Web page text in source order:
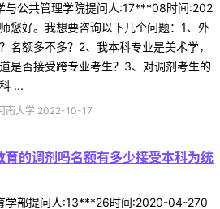
与公共管理学院提问人:17***08时间:202
好。我想要咨询以下几个问题：1、外
名额多不多？2、我本科专业是美术学，
是否接受跨专业考生？3、对调剂考生的
...
南大学 2022-10-17
的调剂吗名额有多少接受本科为统
学部提问人:13***26时间:2020-04-270